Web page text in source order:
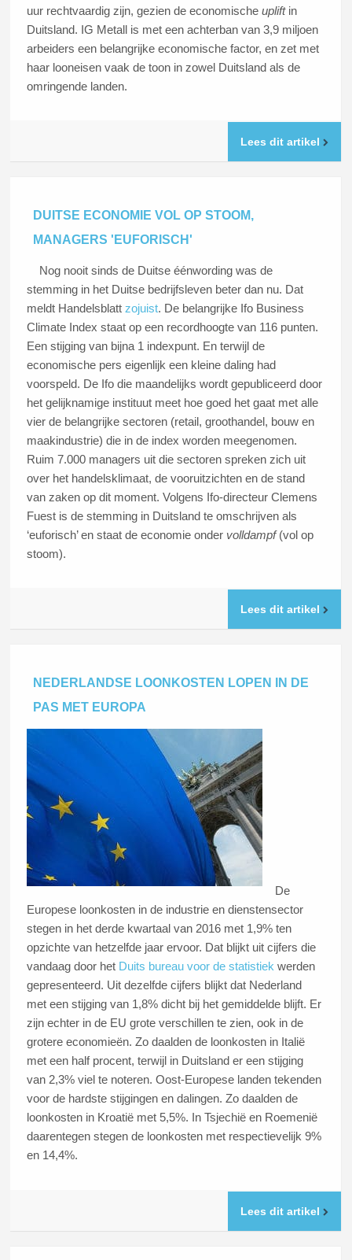
uur rechtvaardig zijn, gezien de economischeupliftin
Duitsland. IG Metall is met een achterban van 3,9 miljoen
arbeiders een belangrijke economische factor, en zet met
haar looneisen vaak de toon in zowel Duitsland als de
omringende landen.
Lees dit artikel
DUITSE ECONOMIE VOL OP STOOM,
MANAGERS 'EUFORISCH'
Nog nooit sinds de Duitse éénwording was de
stemming in het Duitse bedrijfsleven beter dan nu. Dat
meldt Handelsblattzojuist. De belangrijke Ifo Business
Climate Index staat op een recordhoogte van 116 punten.
Een stijging van bijna 1 indexpunt. En terwijl de
economische pers eigenlijk een kleine daling had
voorspeld. De Ifo die maandelijks wordt gepubliceerd door
het gelijknamige instituut meet hoe goed het gaat met alle
vier de belangrijke sectoren (retail, groothandel, bouw en
maakindustrie) die in de index worden meegenomen.
Ruim 7.000 managers uit die sectoren spreken zich uit
over het handelsklimaat, de vooruitzichten en de stand
van zaken op dit moment. Volgens Ifo-directeur Clemens
Fuest is de stemming in Duitsland te omschrijven als
‘euforisch’ en staat de economie onder volldampf(vol op
stoom).
Lees dit artikel
NEDERLANDSE LOONKOSTEN LOPEN IN DE
PAS MET EUROPA
De
Europese loonkosten in de industrie en dienstensector
stegen in het derde kwartaal van 2016 met 1,9% ten
opzichte van hetzelfde jaar ervoor. Dat blijkt uit cijfers die
vandaag door het Duits bureau voor de statistiek werden
gepresenteerd. Uit dezelfde cijfers blijkt dat Nederland
met een stijging van 1,8% dicht bij het gemiddelde blijft. Er
zijn echter in de EU grote verschillen te zien, ook in de
grotere economieën. Zo daalden de loonkosten in Italië
met een half procent, terwijl in Duitsland er een stijging
van 2,3% viel te noteren. Oost-Europese landen tekenden
voor de hardste stijgingen en dalingen. Zo daalden de
loonkosten in Kroatië met 5,5%. In Tsjechië en Roemenië
daarentegen stegen de loonkosten met respectievelijk 9%
en 14,4%.
Lees dit artikel